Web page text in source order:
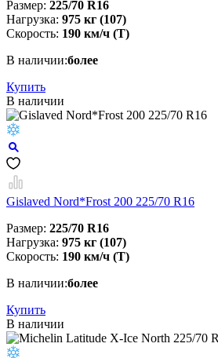
Размер: 225/70 R16
Нагрузка: 975 кг (107)
Скорость: 190 км/ч (T)
В наличии:более
Купить
В наличии
Gislaved Nord*Frost 200 225/70 R16
Размер: 225/70 R16
Нагрузка: 975 кг (107)
Скорость: 190 км/ч (T)
В наличии:более
Купить
В наличии